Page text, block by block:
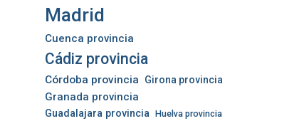
Madrid
Cuenca provincia
Cádiz provincia
Córdoba provincia Girona provincia
Granada provincia
Guadalajara provincia Huelva provincia